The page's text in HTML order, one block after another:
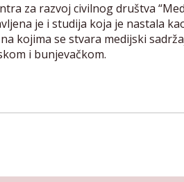
za razvoj civilnog društva
je i studija koja je nastala
kojima se stvara medijski
i bunjevačkom.